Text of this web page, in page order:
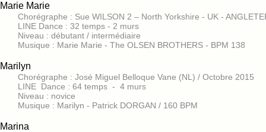
Marie Marie
Chorégraphe : Sue WILSON 2 – North Yorkshire - UK -
LINE Dance : 32 temps - 2 murs
Niveau : débutant / intermédiaire
Musique : Marie Marie - The OLSEN BROTHERS - BPM 138
Marilyn
Chorégraphe : José Miguel Belloque Vane (NL) / Octobre 2015
LINE Dance : 64 temps - 4 murs
Niveau : novice
Musique : Marilyn - Patrick DORGAN / 160 BPM
Marina